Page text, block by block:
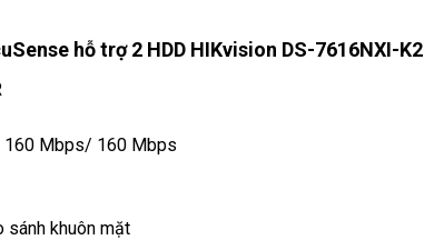
hỗ trợ 2 HDD HIKvision DS-7616NXI-K2
160 Mbps/ 160 Mbps
sánh khuôn mặt